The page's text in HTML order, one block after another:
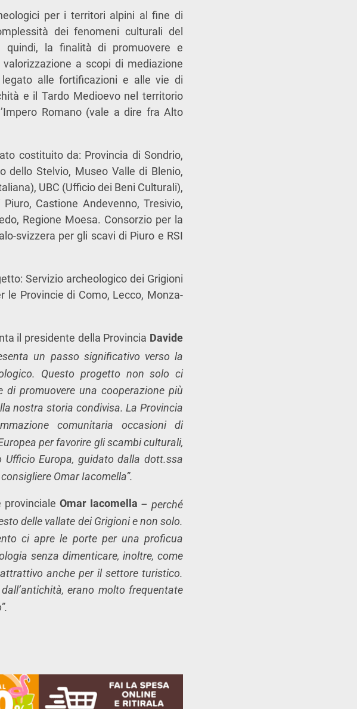
per i territori alpini al fine di
dei fenomeni culturali del
quindi, la finalità di promuovere e
a scopi di mediazione
alle fortificazioni e alle vie di
e il Tardo Medioevo nel territorio
Romano (vale a dire fra Alto
costituito da: Provincia di Sondrio,
dello Stelvio, Museo Valle di Blenio,
UBC (Ufficio dei Beni Culturali),
Castione Andevenno, Tresivio,
Regione Moesa. Consorzio per la
svizzera per gli scavi di Piuro e RSI
Servizio archeologico dei Grigioni
le Provincie di Como, Lecco, Monza-
il presidente della Provincia Davide
un passo significativo verso la
Questo progetto non solo ci
promuovere una cooperazione più
nostra storia condivisa. La Provincia
comunitaria occasioni di
per favorire gli scambi culturali,
Europa, guidato dalla dott.ssa
Omar Iacomella”.
provinciale Omar Iacomella – perché
delle vallate dei Grigioni e non solo.
ci apre le porte per una proficua
senza dimenticare, inoltre, come
anche per il settore turistico.
erano molto frequentate